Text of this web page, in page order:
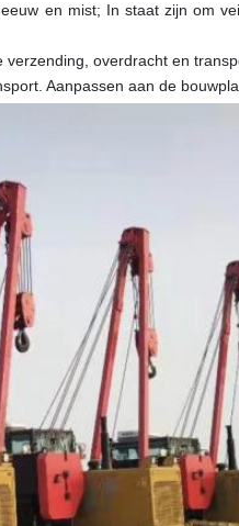
en mist; In staat zijn om
overdracht en
Aanpassen aan de